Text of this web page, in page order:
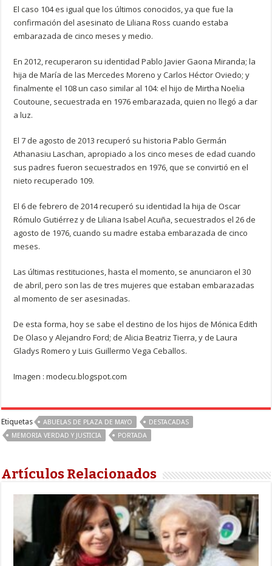
El caso 104 es igual que los últimos conocidos, ya que fue la
confirmación del asesinato de Liliana Ross cuando estaba
embarazada de cinco meses y medio.
En 2012, recuperaron su identidad Pablo Javier Gaona Miranda; la
hija de María de las Mercedes Moreno y Carlos Héctor Oviedo; y
finalmente el 108 un caso similar al 104: el hijo de Mirtha Noelia
Coutoune, secuestrada en 1976 embarazada, quien no llegó a dar
a luz.
El 7 de agosto de 2013 recuperó su historia Pablo Germán
Athanasiu Laschan, apropiado a los cinco meses de edad cuando
sus padres fueron secuestrados en 1976, que se convirtió en el
nieto recuperado 109.
El 6 de febrero de 2014 recuperó su identidad la hija de Oscar
Rómulo Gutiérrez y de Liliana Isabel Acuña, secuestrados el 26 de
agosto de 1976, cuando su madre estaba embarazada de cinco
meses.
Las últimas restituciones, hasta el momento, se anunciaron el 30
de abril, pero son las de tres mujeres que estaban embarazadas
al momento de ser asesinadas.
De esta forma, hoy se sabe el destino de los hijos de Mónica Edith
De Olaso y Alejandro Ford; de Alicia Beatriz Tierra, y de Laura
Gladys Romero y Luis Guillermo Vega Ceballos.
Imagen : modecu.blogspot.com
Etiquetas ABUELAS DE PLAZA DE MAYO
DESTACADAS
MEMORIA VERDAD Y JUSTICIA
PORTADA
Artículos Relacionados